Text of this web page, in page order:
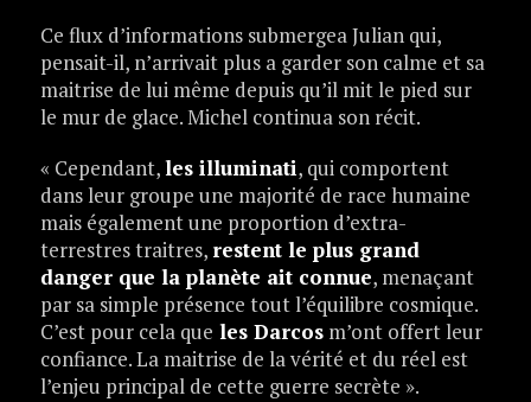
Ce flux d’informations submergea Julian qui,
pensait-il, n’arrivait plus a garder son calme et sa
maitrise de lui même depuis qu’il mit le pied sur
le mur de glace. Michel continua son récit.
« Cependant,les illuminati, qui comportent
dans leur groupe une majorité de race humaine
mais également une proportion d’extra-
terrestres traitres, restent le plus grand
danger que la planète ait connue, menaçant
par sa simple présence tout l’équilibre cosmique.
C’est pour cela que les Darcosm’ont offert leur
confiance. La maitrise de la vérité et du réel est
l’enjeu principal de cette guerre secrète ».